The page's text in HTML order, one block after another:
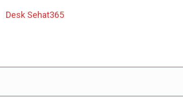
Desk Sehat365